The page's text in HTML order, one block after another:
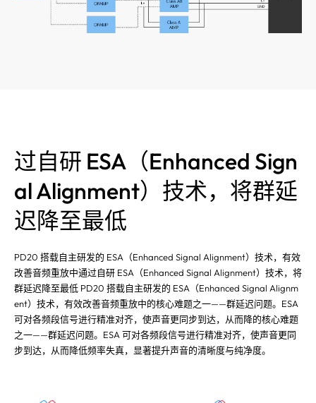
过自研 ESA（Enhanced Sign
al Alignment）技术，将群延
迟降至最低
PD20 搭载自主研发的 ESA（Enhanced Signal Alignment）技术，有效
改善音频重放中通过自研 ESA（Enhanced Signal Alignment）技术，将
群延迟降至最低 PD20 搭载自主研发的 ESA（Enhanced Signal Alignm
ent）技术，有效改善音频重放中的核心难题之一——群延迟问题。ESA
可对各频段信号进行精准对齐，使声音更同步到达，从而降的核心难题
之一——群延迟问题。ESA 可对各频段信号进行精准对齐，使声音更同
步到达，从而降低频率失真，显著提升声音的清晰度与纯净度。